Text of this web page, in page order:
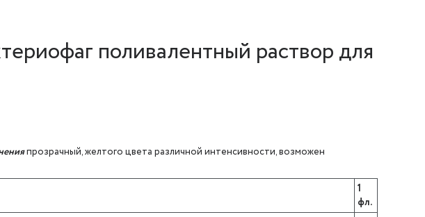
поливалентный раствор для
прозрачный, желтого цвета различной интенсивности, возможен
1
фл.